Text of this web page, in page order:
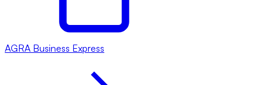
AGRA Business Express